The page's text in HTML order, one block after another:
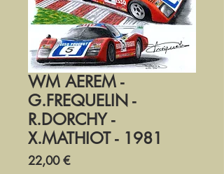
WM AEREM -
G.FREQUELIN -
R.DORCHY -
X.MATHIOT - 1981
22,00 €Prix